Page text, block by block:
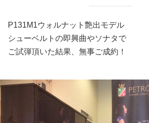
P131M1ウォルナット艶出モデル
シューベルトの即興曲やソナタで
ご試弾頂いた結果、無事ご成約！